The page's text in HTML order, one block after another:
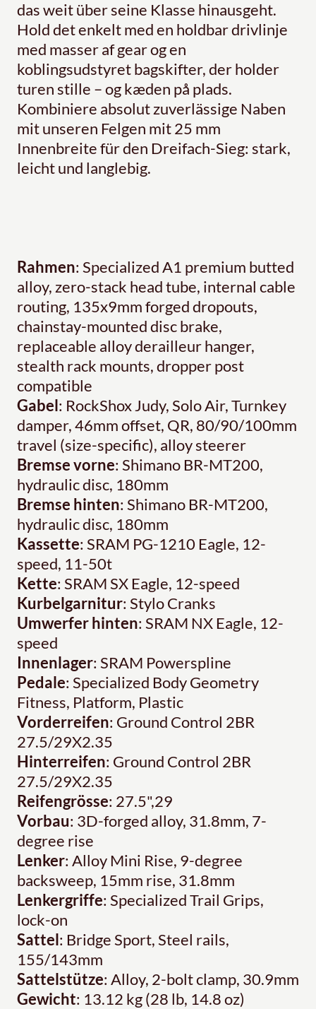
das weit über seine Klasse hinausgeht.
Hold det enkelt med en holdbar drivlinje
med masser af gear og en
koblingsudstyret bagskifter, der holder
turen stille – og kæden på plads.
Kombiniere absolut zuverlässige Naben
mit unseren Felgen mit 25 mm
Innenbreite für den Dreifach-Sieg: stark,
leicht und langlebig.
Rahmen: Specialized A1 premium butted
alloy, zero-stack head tube, internal cable
routing, 135x9mm forged dropouts,
chainstay-mounted disc brake,
replaceable alloy derailleur hanger,
stealth rack mounts, dropper post
compatible
Gabel: RockShox Judy, Solo Air, Turnkey
damper, 46mm offset, QR, 80/90/100mm
travel (size-specific), alloy steerer
Bremse vorne: Shimano BR-MT200,
hydraulic disc, 180mm
Bremse hinten: Shimano BR-MT200,
hydraulic disc, 180mm
Kassette: SRAM PG-1210 Eagle, 12-
speed, 11-50t
Kette: SRAM SX Eagle, 12-speed
Kurbelgarnitur: Stylo Cranks
Umwerfer hinten: SRAM NX Eagle, 12-
speed
Innenlager: SRAM Powerspline
Pedale: Specialized Body Geometry
Fitness, Platform, Plastic
Vorderreifen: Ground Control 2BR
27.5/29X2.35
Hinterreifen: Ground Control 2BR
27.5/29X2.35
Reifengrösse: 27.5",29
Vorbau: 3D-forged alloy, 31.8mm, 7-
degree rise
Lenker: Alloy Mini Rise, 9-degree
backsweep, 15mm rise, 31.8mm
Lenkergriffe: Specialized Trail Grips,
lock-on
Sattel: Bridge Sport, Steel rails,
155/143mm
Sattelstütze: Alloy, 2-bolt clamp, 30.9mm
Gewicht: 13.12 kg (28 lb, 14.8 oz)